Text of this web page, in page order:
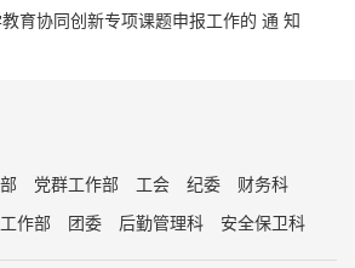
育协同创新专项课题申报工作的 通 知
党群工作部 工会 纪委
财务科
作部 团委 后勤管理科 安全保卫科